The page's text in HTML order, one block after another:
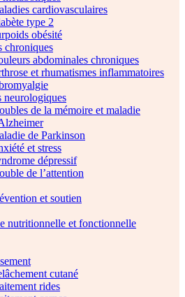
cardiovasculaires
type 2
obésité
chroniques
abdominales chroniques
et rhumatismes inflammatoires
neurologiques
de la mémoire et maladie
de Parkinson
et stress
dépressif
de l’attention
et soutien
nutritionnelle et fonctionnelle
cutané
rides